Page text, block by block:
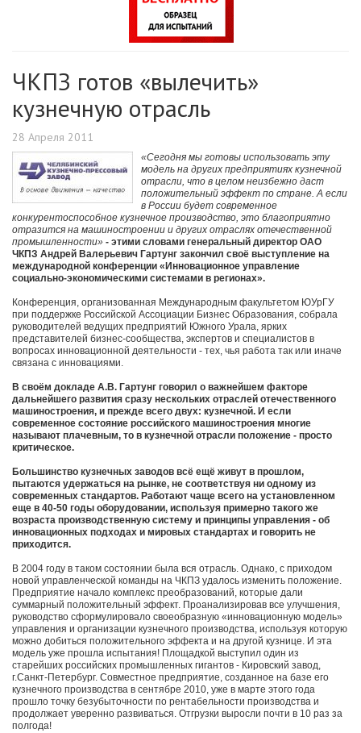
ЧКПЗ готов «вылечить»
кузнечную отрасль
28 Апреля 2011
«Сегодня мы готовы использовать эту
модель на других предприятиях кузнечной
отрасли, что в целом неизбежно даст
положительный эффект по стране. А если
в России будет современное
конкурентоспособное кузнечное производство, это благоприятно
отразится на машиностроении и других отраслях отечественной
промышленности» - этими словами генеральный директор ОАО
ЧКПЗ Андрей Валерьевич Гартунг закончил своё выступление на
международной конференции «Инновационное управление
социально-экономическими системами в регионах».
Конференция, организованная Международным факультетом ЮУрГУ
при поддержке Российской Ассоциации Бизнес Образования, собрала
руководителей ведущих предприятий Южного Урала, ярких
представителей бизнес-сообщества, экспертов и специалистов в
вопросах инновационной деятельности - тех, чья работа так или иначе
связана с инновациями.
В своём докладе А.В. Гартунг говорил о важнейшем факторе
дальнейшего развития сразу нескольких отраслей отечественного
машиностроения, и прежде всего двух: кузнечной. И если
современное состояние российского машиностроения многие
называют плачевным, то в кузнечной отрасли положение - просто
критическое.
Большинство кузнечных заводов всё ещё живут в прошлом,
пытаются удержаться на рынке, не соответствуя ни одному из
современных стандартов. Работают чаще всего на установленном
еще в 40-50 годы оборудовании, используя примерно такого же
возраста производственную систему и принципы управления - об
инновационных подходах и мировых стандартах и говорить не
приходится.
В 2004 году в таком состоянии была вся отрасль. Однако, с приходом
новой управленческой команды на ЧКПЗ удалось изменить положение.
Предприятие начало комплекс преобразований, которые дали
суммарный положительный эффект. Проанализировав все улучшения,
руководство сформулировало своеобразную «инновационную модель»
управления и организации кузнечного производства, используя которую
можно добиться положительного эффекта и на другой кузнице. И эта
модель уже прошла испытания! Площадкой выступил один из
старейших российских промышленных гигантов - Кировский завод,
г.Санкт-Петербург. Совместное предприятие, созданное на базе его
кузнечного производства в сентябре 2010, уже в марте этого года
прошло точку безубыточности по рентабельности производства и
продолжает уверенно развиваться. Отгрузки выросли почти в 10 раз за
полгода!